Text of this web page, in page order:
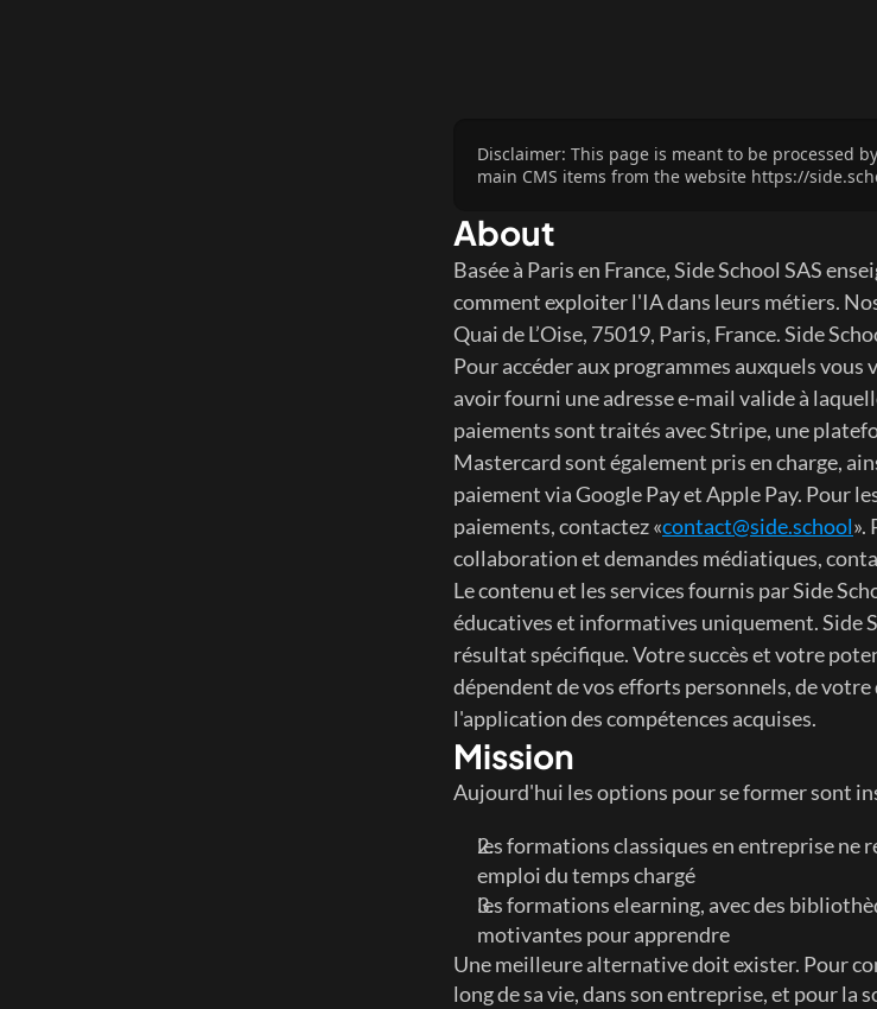
Disclaimer: This page is meant to be processed
main CMS items from the website https://
About
Basée à Paris en France, Side School SAS
comment exploiter l'IA dans leurs métiers.
Quai de L’Oise, 75019, Paris, France. Side
Pour accéder aux programmes auxquels vous
avoir fourni une adresse e-mail valide à
paiements sont traités avec Stripe, une
Mastercard sont également pris en charge,
paiement via Google Pay et Apple Pay. Pour
paiements, contactez «contact@side.school».
collaboration et demandes médiatiques,
Le contenu et les services fournis par Side
éducatives et informatives uniquement. Side
résultat spécifique. Votre succès et votre
dépendent de vos efforts personnels, de
l'application des compétences acquises.
Mission
Aujourd'hui les options pour se former sont
les formations classiques en entreprise ne
emploi du temps chargé
les formations elearning, avec des
motivantes pour apprendre
Une meilleure alternative doit exister. Pour
long de sa vie, dans son entreprise, et pour la